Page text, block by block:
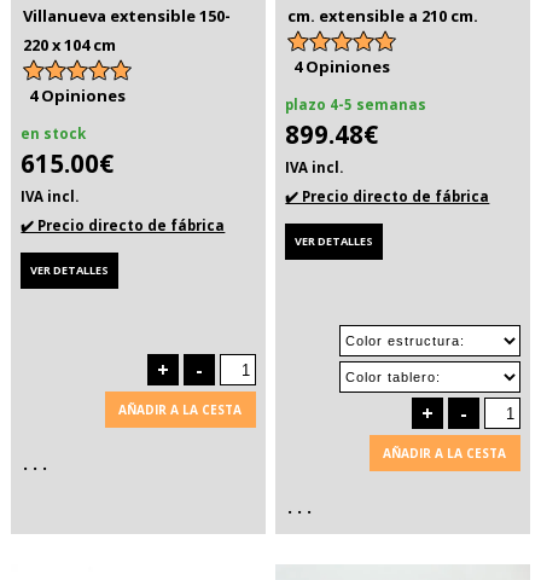
Villanueva extensible 150-
220 x 104 cm
4 Opiniones
en stock
615.00€
IVA incl.
✔️ Precio directo de fábrica
VER DETALLES
+ -
AÑADIR A LA CESTA
. . .
cm. extensible a 210 cm.
4 Opiniones
plazo 4-5 semanas
899.48€
IVA incl.
✔️ Precio directo de fábrica
VER DETALLES
+ -
AÑADIR A LA CESTA
. . .